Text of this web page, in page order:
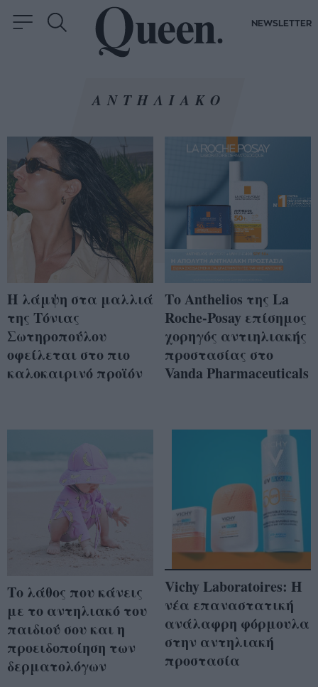
NEWSLETTER
ΑΝΤΗΛΙΑΚΟ
Η λάμψη στα μαλλιά
της Τόνιας
Σωτηροπούλου
οφείλεται στο πιο
καλοκαιρινό προϊόν
Το Anthelios της La
Roche-Posay επίσημος
χορηγός αντιηλιακής
προστασίας στο
Vanda Pharmaceuticals
Το λάθος που κάνεις
με το αντηλιακό του
παιδιού σου και η
προειδοποίηση των
δερματολόγων
Vichy Laboratoires: Η
νέα επαναστατική
ανάλαφρη φόρμουλα
στην αντηλιακή
προστασία